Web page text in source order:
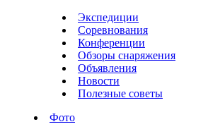
Экспедиции
Соревнования
Конференции
Обзоры снаряжения
Объявления
Новости
Полезные советы
Фото